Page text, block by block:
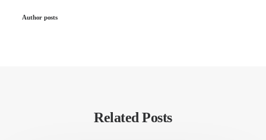
Author posts
Related Posts